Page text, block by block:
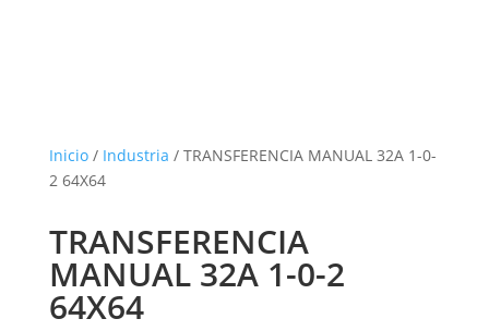
Inicio/ Industria / TRANSFERENCIA MANUAL 32A 1-0-
2 64X64
TRANSFERENCIA
MANUAL 32A 1-0-2
64X64